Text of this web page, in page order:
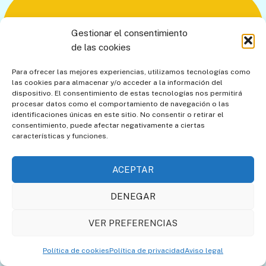
Gestionar el consentimiento
de las cookies
Para ofrecer las mejores experiencias, utilizamos tecnologías como
las cookies para almacenar y/o acceder a la información del
dispositivo. El consentimiento de estas tecnologías nos permitirá
procesar datos como el comportamiento de navegación o las
identificaciones únicas en este sitio. No consentir o retirar el
consentimiento, puede afectar negativamente a ciertas
características y funciones.
ACEPTAR
DENEGAR
VER PREFERENCIAS
Política de cookiesPolítica de privacidadAviso legal
Si tú también deseas compartir imágenes de
relojes solares capturadas en tus viajes turísticos